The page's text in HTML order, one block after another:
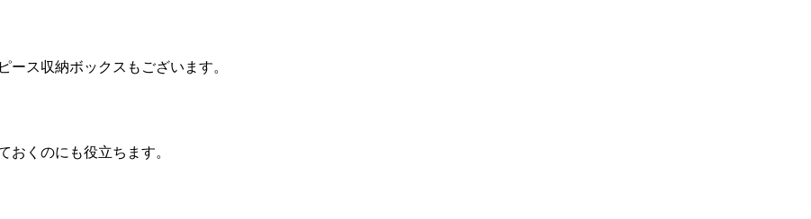
ス収納ボックスもございます。
おくのにも役立ちます。